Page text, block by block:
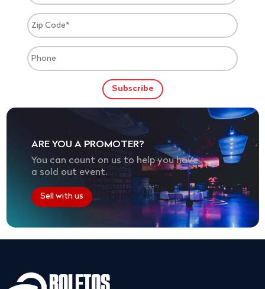
ARE YOU A PROMOTER?
You can count on us to help you have
a sold out event.
Sell with us